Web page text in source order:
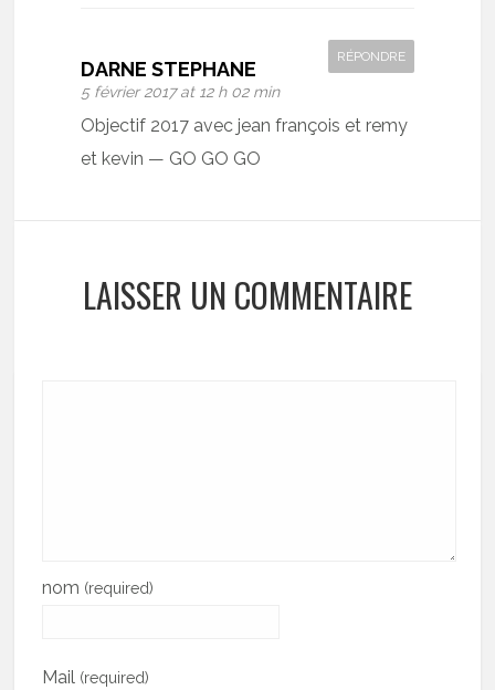
DARNE STEPHANE
5 février 2017 at 12 h 02 min
RÉPONDRE
Objectif 2017 avec jean françois et remy
et kevin — GO GO GO
LAISSER UN COMMENTAIRE
nom (required)
Mail (required)